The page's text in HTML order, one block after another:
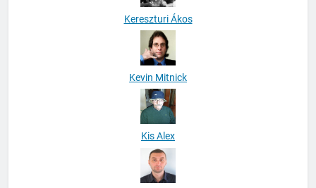
Kereszturi Ákos
Kevin Mitnick
Kis Alex